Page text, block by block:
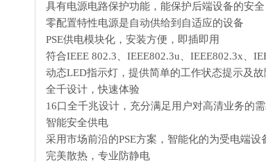
具有电源电路保护功能，能保护后端设备的安全
零配置特性电源是自动供给到自适应的设备
PSE供电模块化，安装方便，即插即用
符合IEEE 802.3、IEEE802.3u、IEEE802.3x、
动态LED指示灯，提供简单的工作状态提示及故
全千设计，快速体验
16口全千兆设计，充分满足用户对高清业务的
智能安全供电
采用市场前沿的PSE方案，智能化的为受电端
完美散热，专业防静电